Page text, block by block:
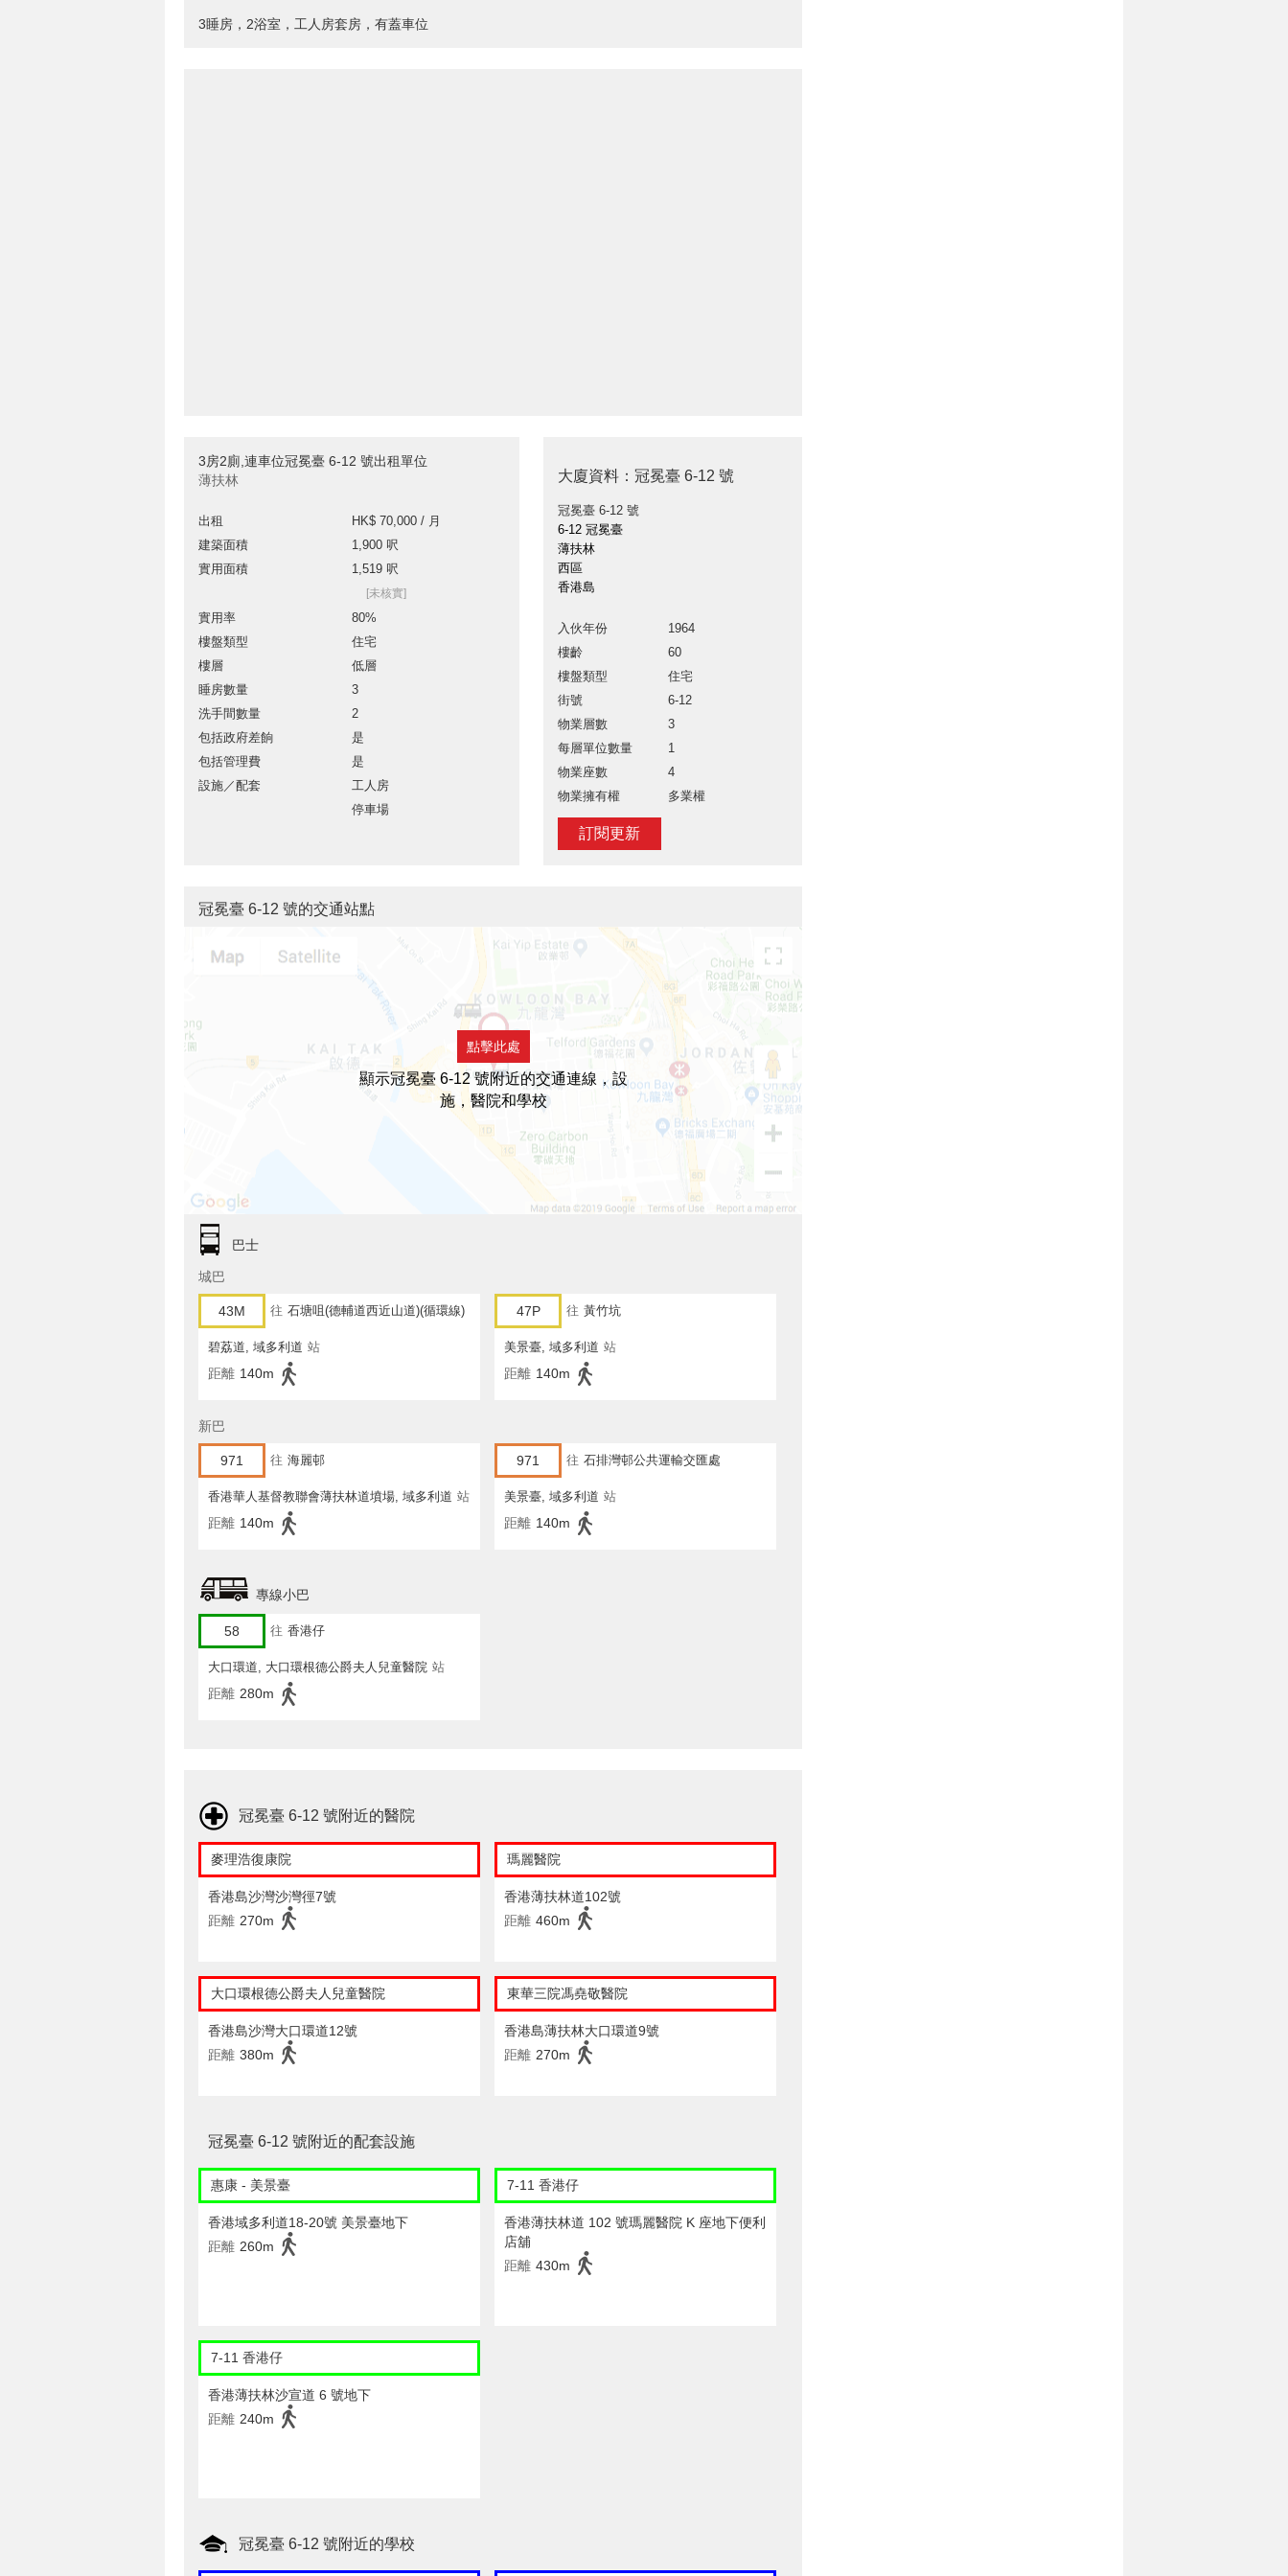
3睡房，2浴室，工人房套房，有蓋車位
3房2廁,連車位冠冕臺 6-12 號出租單位
薄扶林
出租
HK$ 70,000 / 月
建築面積
1,900 呎
實用面積
1,519 呎
[未核實]
實用率
80%
樓盤類型
住宅
樓層
低層
睡房數量
3
洗手間數量
2
包括政府差餉
是
包括管理費
是
設施／配套
工人房
停車場
大廈資料：冠冕臺 6-12 號
冠冕臺 6-12 號
6-12 冠冕臺
薄扶林
西區
香港島
入伙年份
1964
樓齡
60
樓盤類型
住宅
街號
6-12
物業層數
3
每層單位數量
1
物業座數
4
物業擁有權
多業權
訂閱更新
冠冕臺 6-12 號的交通站點
點擊此處
顯示冠冕臺 6-12 號附近的交通連線，設
施，醫院和學校
巴士
城巴
43M 往 石塘咀(德輔道西近山道)(循環線)
碧荔道, 域多利道 站
距離 140m
47P 往 黃竹坑
美景臺, 域多利道 站
距離 140m
新巴
971 往 海麗邨
香港華人基督教聯會薄扶林道墳場, 域多利道 站
距離 140m
971 往 石排灣邨公共運輸交匯處
美景臺, 域多利道 站
距離 140m
專線小巴
58 往 香港仔
大口環道, 大口環根德公爵夫人兒童醫院 站
距離 280m
冠冕臺 6-12 號附近的醫院
麥理浩復康院
香港島沙灣沙灣徑7號
距離 270m
瑪麗醫院
香港薄扶林道102號
距離 460m
大口環根德公爵夫人兒童醫院
香港島沙灣大口環道12號
距離 380m
東華三院馮堯敬醫院
香港島薄扶林大口環道9號
距離 270m
冠冕臺 6-12 號附近的配套設施
惠康 - 美景臺
香港域多利道18-20號 美景臺地下
距離 260m
7-11 香港仔
香港薄扶林道 102 號瑪麗醫院 K 座地下便利
店舖
距離 430m
7-11 香港仔
香港薄扶林沙宣道 6 號地下
距離 240m
冠冕臺 6-12 號附近的學校